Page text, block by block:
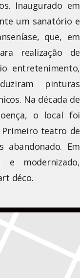
Inaugurado em
um sanatório e
que, em
realização de
entretenimento,
pinturas
Na década de
o local foi
teatro de
abandonado. Em
modernizado,
déco.